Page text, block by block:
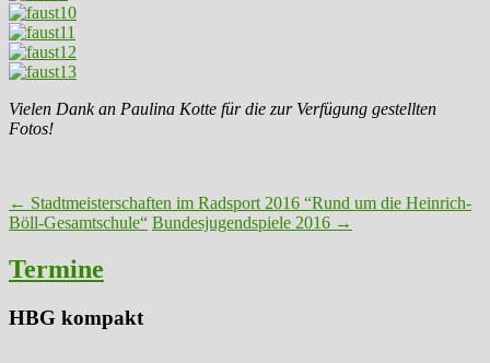
Vielen Dank an Paulina Kotte für die zur Verfügung gestellten
Fotos!
Post
navigation
← Stadtmeisterschaften im Radsport 2016 “Rund um die Heinrich-
Böll-Gesamtschule“ Bundesjugendspiele 2016 →
Termine
HBG kompakt